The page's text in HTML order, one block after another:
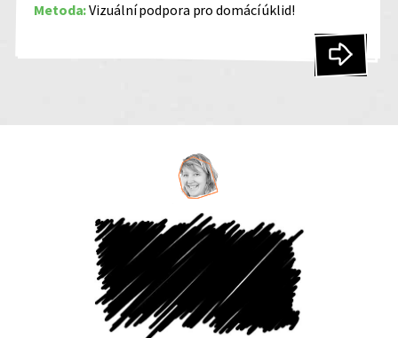
Metoda:Vizuální podpora pro domácí úklid!